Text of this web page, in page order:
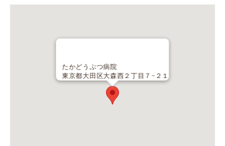
たかどうぶつ病院
東京都大田区大森西２丁目７−２１